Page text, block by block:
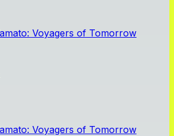
Voyagers of Tomorrow
Voyagers of Tomorrow